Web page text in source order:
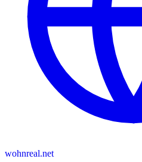
wohnreal.net